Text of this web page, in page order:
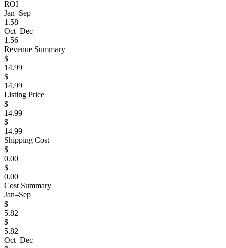
ROI
Jan–Sep
1.58
Oct–Dec
1.56
Revenue Summary
$
14.99
$
14.99
Listing Price
$
14.99
$
14.99
Shipping Cost
$
0.00
$
0.00
Cost Summary
Jan–Sep
$
5.82
$
5.82
Oct–Dec